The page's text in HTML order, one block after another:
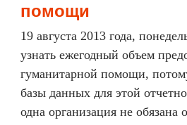
помощи
19 августа 2013 года,
узнать ежегодный объем
гуманитарной помощи,
базы данных для этой
одна организация не обязана